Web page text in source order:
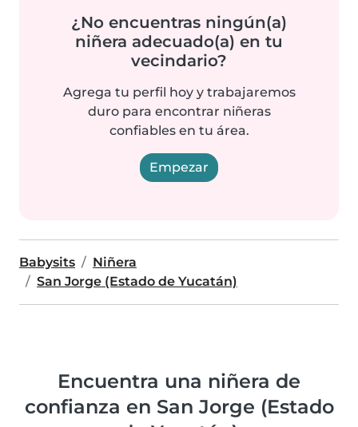
¿No encuentras ningún(a)
niñera adecuado(a) en tu
vecindario?
Agrega tu perfil hoy y trabajaremos
duro para encontrar niñeras
confiables en tu área.
Empezar
Babysits
Niñera
San Jorge (Estado de Yucatán)
Encuentra una niñera de
confianza en San Jorge (Estado